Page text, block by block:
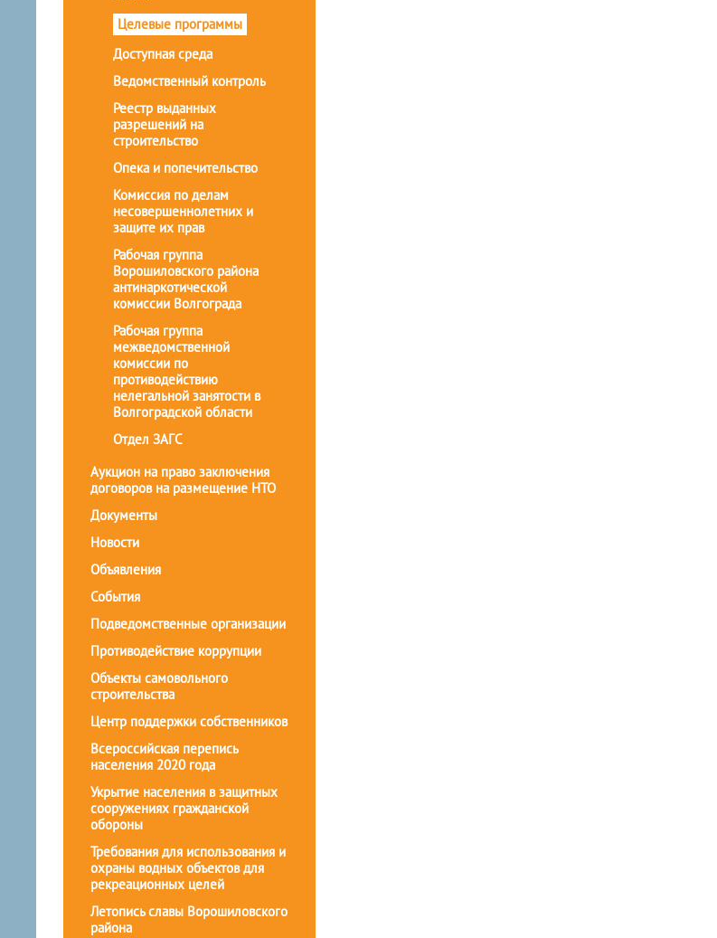
Целевые программы
Доступная среда
Ведомственный контроль
Реестр выданных
разрешений на
строительство
Опека и попечительство
Комиссия по делам
несовершеннолетних и
защите их прав
Рабочая группа
Ворошиловского района
антинаркотической
комиссии Волгограда
Рабочая группа
межведомственной
комиссии по
противодействию
нелегальной занятости в
Волгоградской области
Отдел ЗАГС
Аукцион на право заключения
договоров на размещение НТО
Документы
Новости
Объявления
События
Подведомственные организации
Противодействие коррупции
Объекты самовольного
строительства
Центр поддержки собственников
Всероссийская перепись
населения 2020 года
Укрытие населения в защитных
сооружениях гражданской
обороны
Требования для использования и
охраны водных объектов для
рекреационных целей
Летопись славы Ворошиловского
района